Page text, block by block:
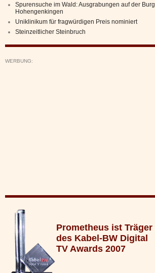
Spurensuche im Wald: Ausgrabungen auf der Burg
Hohengenkingen
Uniklinikum für fragwürdigen Preis nominiert
Steinzeitlicher Steinbruch
WERBUNG:
Prometheus ist Träger
des Kabel-BW Digital
TV Awards 2007